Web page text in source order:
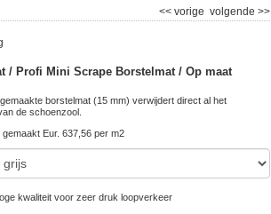
volgende >>
<< vorige
/ Profi Mini Scrape Borstelmat / Op maat
borstelmat (15 mm) verwijdert direct al het
de schoenzool.
Eur. 637,56 per m2
kwaliteit voor zeer druk loopverkeer